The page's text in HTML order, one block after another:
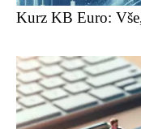
Kurz KB Euro: